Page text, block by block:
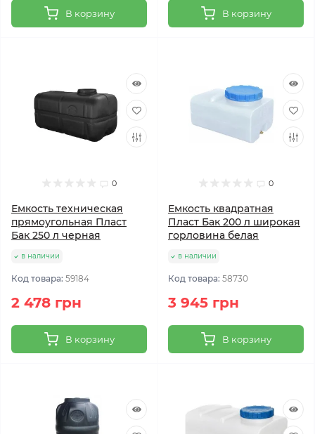
В корзину В корзину
0
Емкость техническая
прямоугольная Пласт
Бак 250 л черная
в наличии
Код товара: 59184
2 478 грн
В корзину
0
Емкость квадратная
Пласт Бак 200 л широкая
горловина белая
в наличии
Код товара: 58730
3 945 грн
В корзину